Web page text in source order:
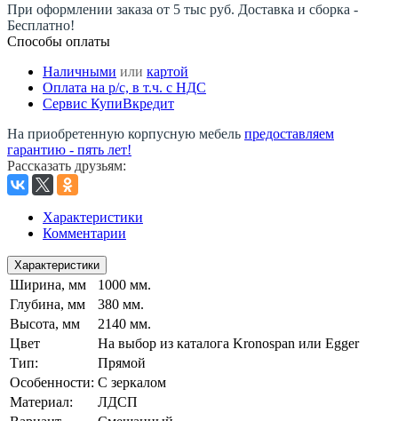
При оформлении заказа от 5 тыс руб. Доставка и сборка -
Бесплатно!
Способы оплаты
Наличными или картой
Оплата на р/c, в т.ч. с НДС
Сервис КупиВкредит
На приобретенную корпусную мебель предоставляем
гарантию - пять лет!
Рассказать друзьям:
Характеристики
Комментарии
Характеристики
Ширина, мм
1000 мм.
Глубина, мм
380 мм.
Высота, мм
2140 мм.
Цвет
На выбор из каталога Kronospan или Egger
Тип:
Прямой
Особенности: С зеркалом
Материал:
ЛДСП